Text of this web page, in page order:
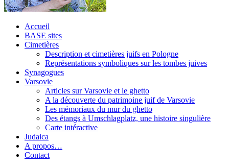
Accueil
BASE sites
Cimetières
Description et cimetières juifs en Pologne
Représentations symboliques sur les tombes juives
Synagogues
Varsovie
Articles sur Varsovie et le ghetto
A la découverte du patrimoine juif de Varsovie
Les mémoriaux du mur du ghetto
Des étangs à Umschlagplatz, une histoire singulière
Carte intéractive
Judaica
A propos…
Contact